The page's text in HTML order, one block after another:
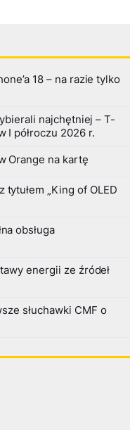
18 – na razie tylko
najchętniej – T-
I półroczu 2026 r.
Orange na kartę
„King of OLED
obsługa
energii ze źródeł
słuchawki CMF o